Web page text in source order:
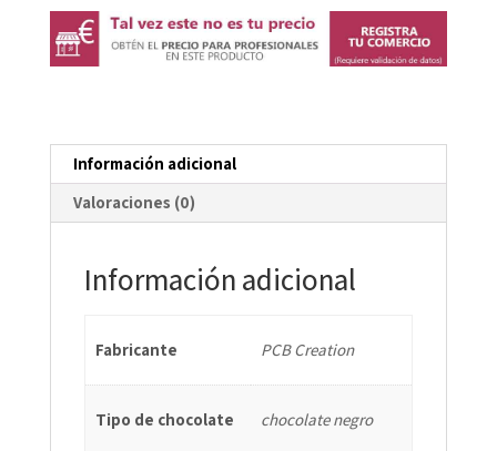
CHOCOLATE
NEGRO
cantidad
Información adicional
Valoraciones (0)
Información adicional
Fabricante PCB Creation
Tipo de chocolate chocolate negro